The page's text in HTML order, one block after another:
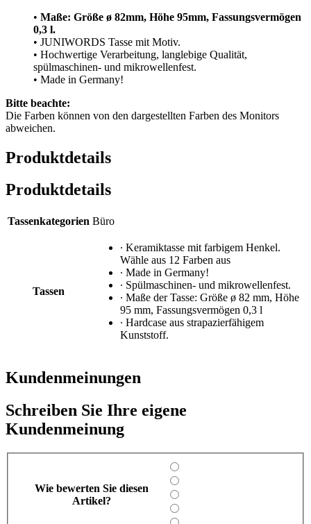
• Maße: Größe ø 82mm, Höhe 95mm, Fassungsvermögen
0,3 l.
• JUNIWORDS Tasse mit Motiv.
• Hochwertige Verarbeitung, langlebige Qualität,
spülmaschinen- und mikrowellenfest.
• Made in Germany!
Bitte beachte:
Die Farben können von den dargestellten Farben des Monitors
abweichen.
Produktdetails
Produktdetails
Tassenkategorien Büro
Tassen
∙ Keramiktasse mit farbigem Henkel.
Wähle aus 12 Farben aus
∙ Made in Germany!
∙ Spülmaschinen- und mikrowellenfest.
∙ Maße der Tasse: Größe ø 82 mm, Höhe
95 mm, Fassungsvermögen 0,3 l
∙ Hardcase aus strapazierfähigem
Kunststoff.
Kundenmeinungen
Schreiben Sie Ihre eigene
Kundenmeinung
Wie bewerten Sie diesen
Artikel?